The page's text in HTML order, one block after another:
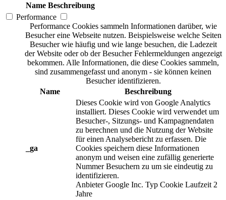
Name Beschreibung
Performance
Performance Cookies sammeln Informationen darüber, wie
Besucher eine Webseite nutzen. Beispielsweise welche Seiten
Besucher wie häufig und wie lange besuchen, die Ladezeit
der Website oder ob der Besucher Fehlermeldungen angezeigt
bekommen. Alle Informationen, die diese Cookies sammeln,
sind zusammengefasst und anonym - sie können keinen
Besucher identifizieren.
Name
Beschreibung
_ga
Dieses Cookie wird von Google Analytics
installiert. Dieses Cookie wird verwendet um
Besucher-, Sitzungs- und Kampagnendaten
zu berechnen und die Nutzung der Website
für einen Analysebericht zu erfassen. Die
Cookies speichern diese Informationen
anonym und weisen eine zufällig generierte
Nummer Besuchern zu um sie eindeutig zu
identifizieren.
Anbieter Google Inc. Typ Cookie Laufzeit 2
Jahre